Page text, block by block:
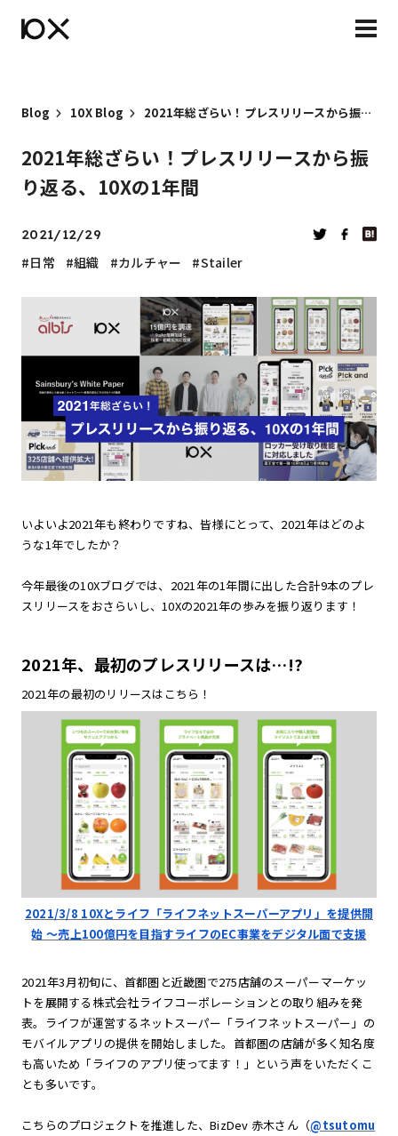
Blog 10X Blog 2021年総ざらい！プレスリリースから振り返る、10Xの1年間
2021年総ざらい！プレスリリースから振
り返る、10Xの1年間
2021/12/29
日常 組織 カルチャー Stailer
いよいよ2021年も終わりですね、皆様にとって、2021年はどのよ
うな1年でしたか？
今年最後の10Xブログでは、2021年の1年間に出した合計9本のプレ
スリリースをおさらいし、10Xの2021年の歩みを振り返ります！
2021年、最初のプレスリリースは…!?
2021年の最初のリリースはこちら！
2021/3/8 10Xとライフ「ライフネットスーパーアプリ」を提供開
始 〜売上100億円を目指すライフのEC事業をデジタル面で支援
2021年3月初旬に、首都圏と近畿圏で275店舗のスーパーマーケッ
トを展開する株式会社ライフコーポレーションとの取り組みを発
表。ライフが運営するネットスーパー「ライフネットスーパー」の
モバイルアプリの提供を開始しました。首都圏の店舗が多く知名度
も高いため「ライフのアプリ使ってます！」という声をいただくこ
とも多いです。
こちらのプロジェクトを推進した、BizDev 赤木さん（@tsutomu